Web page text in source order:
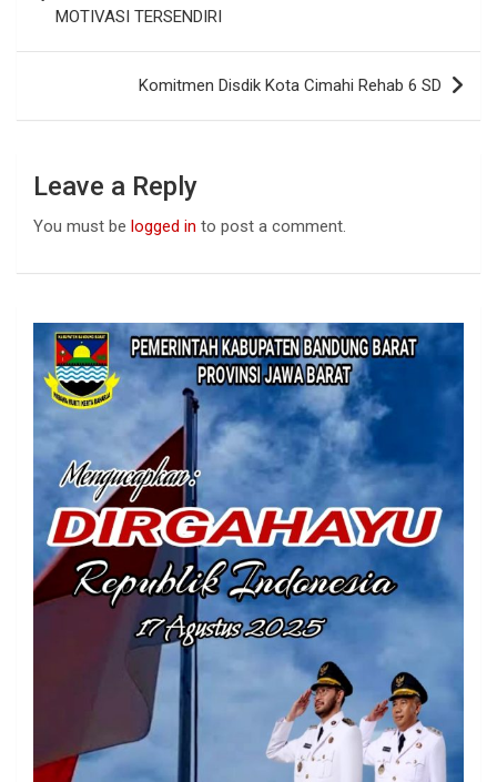
o
k
p
p
MOTIVASI TERSENDIRI
Komitmen Disdik Kota Cimahi Rehab 6 SD
Leave a Reply
You must be logged in to post a comment.